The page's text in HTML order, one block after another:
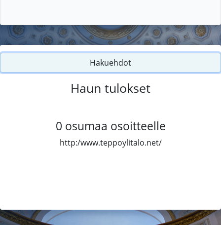
Hakuehdot
Haun tulokset
0 osumaa osoitteelle
http:/www.teppoylitalo.net/